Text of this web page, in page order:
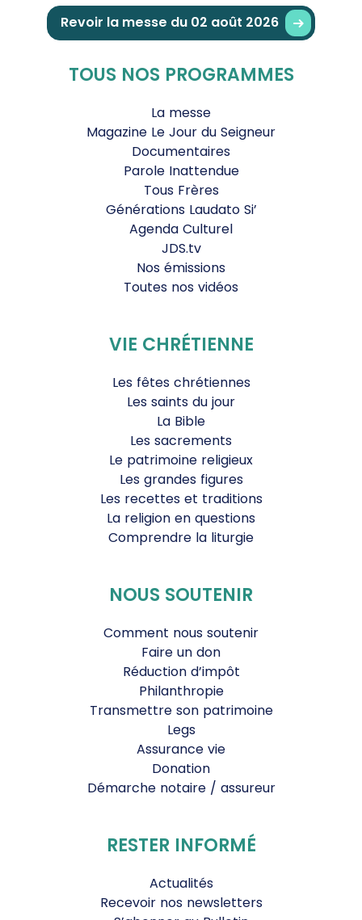
Revoir la messe du 02 août 2026
TOUS NOS PROGRAMMES
La messe
Magazine Le Jour du Seigneur
Documentaires
Parole Inattendue
Tous Frères
Générations Laudato Si’
Agenda Culturel
JDS.tv
Nos émissions
Toutes nos vidéos
VIE CHRÉTIENNE
Les fêtes chrétiennes
Les saints du jour
La Bible
Les sacrements
Le patrimoine religieux
Les grandes figures
Les recettes et traditions
La religion en questions
Comprendre la liturgie
NOUS SOUTENIR
Comment nous soutenir
Faire un don
Réduction d’impôt
Philanthropie
Transmettre son patrimoine
Legs
Assurance vie
Donation
Démarche notaire / assureur
RESTER INFORMÉ
Actualités
Recevoir nos newsletters